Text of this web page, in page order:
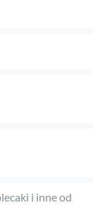
i inne od